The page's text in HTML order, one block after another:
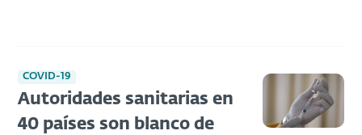
COVID-19
Autoridades sanitarias en
40 países son blanco de